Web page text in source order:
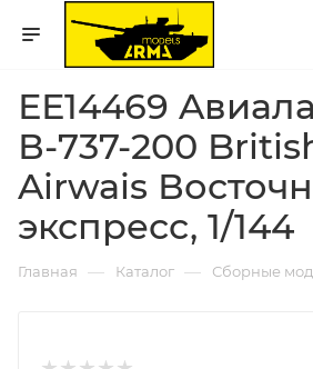
ЕЕ14469
В-737-200
Airwais
экспресс, 1/144
Главная — Каталог — Сборные